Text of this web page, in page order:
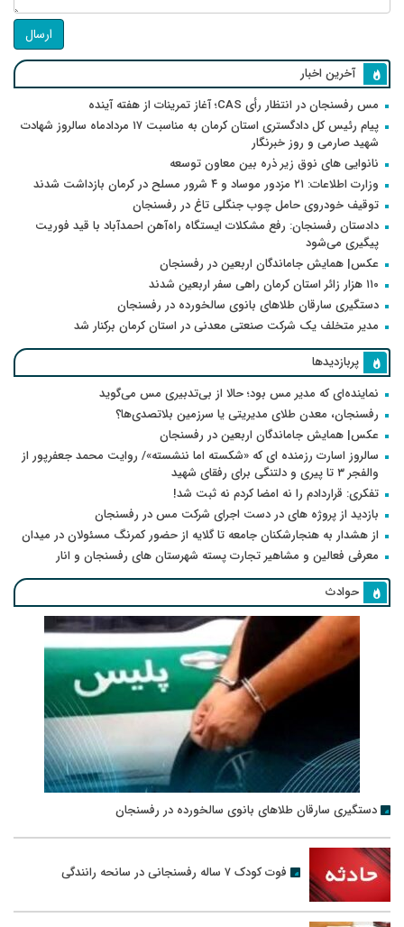
ارسال
آخرین اخبار
مس رفسنجان در انتظار رأی CAS؛ آغاز تمرینات از هفته آینده
پیام رئیس کل دادگستری استان کرمان به مناسبت ۱۷ مردادماه سالروز شهادت
شهید صارمی و روز خبرنگار
نانوایی های نوق زیر ذره بین معاون توسعه
وزارت اطلاعات: ۲۱ مزدور موساد و ۴ شرور مسلح در کرمان بازداشت شدند
توقیف خودروی حامل چوب جنگلی تاغ در رفسنجان
دادستان رفسنجان: رفع مشکلات ایستگاه راه‌آهن احمدآباد با قید فوریت
پیگیری می‌شود
عکس| همایش جاماندگان اربعین در رفسنجان
۱۱۰ هزار زائر استان کرمان راهی سفر اربعین شدند
دستگیری سارقان طلاهای بانوی سالخورده در رفسنجان
مدیر متخلف یک شرکت صنعتی معدنی در استان کرمان برکنار شد
پربازدیدها
نماینده‌ای که مدیر مس بود؛ حالا از بی‌تدبیری مس می‌گوید
رفسنجان، معدن طلای مدیریتی یا سرزمین بلاتصدی‌ها؟
عکس| همایش جاماندگان اربعین در رفسنجان
سالروز اسارت رزمنده ای که «شکسته اما ننشسته»/ روایت محمد جعفرپور از
والفجر ۳ تا پیری و دلتنگی برای رفقای شهید
تفکری: قراردادم را نه امضا کردم نه ثبت شد!
بازدید از پروژه های در دست اجرای شرکت مس در رفسنجان
از هشدار به هنجارشکنان جامعه تا گلایه از حضور کمرنگ مسئولان در میدان
معرفی فعالین و مشاهیر تجارت پسته شهرستان های رفسنجان و انار
حوادث
دستگیری سارقان طلاهای بانوی سالخورده در رفسنجان
فوت کودک ۷ ساله رفسنجانی در سانحه رانندگی